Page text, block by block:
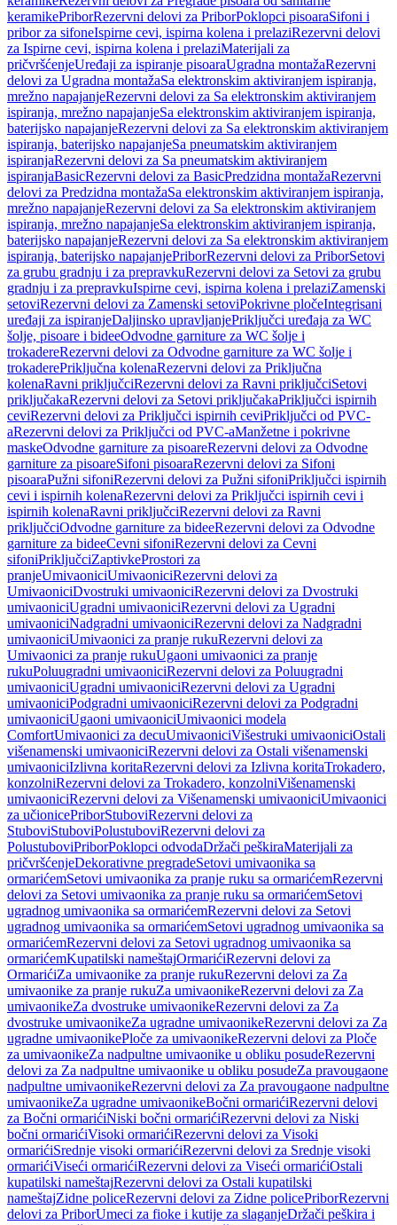
keramikePriborRezervni delovi za PriborPoklopci pisoaraSifoni i
pribor za sifoneIspirne cevi, ispirna kolena i prelaziRezervni delovi
za Ispirne cevi, ispirna kolena i prelaziMaterijali za
pričvršćenjeUređaji za ispiranje pisoaraUgradna montažaRezervni
delovi za Ugradna montažaSa elektronskim aktiviranjem ispiranja,
mrežno napajanjeRezervni delovi za Sa elektronskim aktiviranjem
ispiranja, mrežno napajanjeSa elektronskim aktiviranjem ispiranja,
baterijsko napajanjeRezervni delovi za Sa elektronskim aktiviranjem
ispiranja, baterijsko napajanjeSa pneumatskim aktiviranjem
ispiranjaRezervni delovi za Sa pneumatskim aktiviranjem
ispiranjaBasicRezervni delovi za BasicPredzidna montažaRezervni
delovi za Predzidna montažaSa elektronskim aktiviranjem ispiranja,
mrežno napajanjeRezervni delovi za Sa elektronskim aktiviranjem
ispiranja, mrežno napajanjeSa elektronskim aktiviranjem ispiranja,
baterijsko napajanjeRezervni delovi za Sa elektronskim aktiviranjem
ispiranja, baterijsko napajanjePriborRezervni delovi za PriborSetovi
za grubu gradnju i za prepravkuRezervni delovi za Setovi za grubu
gradnju i za prepravkuIspirne cevi, ispirna kolena i prelaziZamenski
setoviRezervni delovi za Zamenski setoviPokrivne pločeIntegrisani
uređaji za ispiranjeDaljinsko upravljanjePriključci uređaja za WC
šolje, pisoare i bideeOdvodne garniture za WC šolje i
trokadereRezervni delovi za Odvodne garniture za WC šolje i
trokaderePriključna kolenaRezervni delovi za Priključna
kolenaRavni priključciRezervni delovi za Ravni priključciSetovi
priključakaRezervni delovi za Setovi priključakaPriključci ispirnih
ceviRezervni delovi za Priključci ispirnih ceviPriključci od PVC-
aRezervni delovi za Priključci od PVC-aManžetne i pokrivne
maskeOdvodne garniture za pisoareRezervni delovi za Odvodne
garniture za pisoareSifoni pisoaraRezervni delovi za Sifoni
pisoaraPužni sifoniRezervni delovi za Pužni sifoniPriključci ispirnih
cevi i ispirnih kolenaRezervni delovi za Priključci ispirnih cevi i
ispirnih kolenaRavni priključciRezervni delovi za Ravni
priključciOdvodne garniture za bideeRezervni delovi za Odvodne
garniture za bideeCevni sifoniRezervni delovi za Cevni
sifoniPriključciZaptivkeProstori za
pranjeUmivaoniciUmivaoniciRezervni delovi za
UmivaoniciDvostruki umivaoniciRezervni delovi za Dvostruki
umivaoniciUgradni umivaoniciRezervni delovi za Ugradni
umivaoniciNadgradni umivaoniciRezervni delovi za Nadgradni
umivaoniciUmivaonici za pranje rukuRezervni delovi za
Umivaonici za pranje rukuUgaoni umivaonici za pranje
rukuPoluugradni umivaoniciRezervni delovi za Poluugradni
umivaoniciUgradni umivaoniciRezervni delovi za Ugradni
umivaoniciPodgradni umivaoniciRezervni delovi za Podgradni
umivaoniciUgaoni umivaoniciUmivaonici modela
ComfortUmivaonici za decuUmivaoniciVišestruki umivaoniciOstali
višenamenski umivaoniciRezervni delovi za Ostali višenamenski
umivaoniciIzlivna koritaRezervni delovi za Izlivna koritaTrokadero,
konzolniRezervni delovi za Trokadero, konzolniVišenamenski
umivaoniciRezervni delovi za Višenamenski umivaoniciUmivaonici
za učionicePriborStuboviRezervni delovi za
StuboviStuboviPolustuboviRezervni delovi za
PolustuboviPriborPoklopci odvodaDržači peškiraMaterijali za
pričvršćenjeDekorativne pregradeSetovi umivaonika sa
ormarićemSetovi umivaonika za pranje ruku sa ormarićemRezervni
delovi za Setovi umivaonika za pranje ruku sa ormarićemSetovi
ugradnog umivaonika sa ormarićemRezervni delovi za Setovi
ugradnog umivaonika sa ormarićemSetovi ugradnog umivaonika sa
ormarićemRezervni delovi za Setovi ugradnog umivaonika sa
ormarićemKupatilski nameštajOrmarićiRezervni delovi za
OrmarićiZa umivaonike za pranje rukuRezervni delovi za Za
umivaonike za pranje rukuZa umivaonikeRezervni delovi za Za
umivaonikeZa dvostruke umivaonikeRezervni delovi za Za
dvostruke umivaonikeZa ugradne umivaonikeRezervni delovi za Za
ugradne umivaonikePloče za umivaonikeRezervni delovi za Ploče
za umivaonikeZa nadpultne umivaonike u obliku posudeRezervni
delovi za Za nadpultne umivaonike u obliku posudeZa pravougaone
nadpultne umivaonikeRezervni delovi za Za pravougaone nadpultne
umivaonikeZa ugradne umivaonikeBočni ormarićiRezervni delovi
za Bočni ormarićiNiski bočni ormarićiRezervni delovi za Niski
bočni ormarićiVisoki ormarićiRezervni delovi za Visoki
ormarićiSrednje visoki ormarićiRezervni delovi za Srednje visoki
ormarićiViseći ormarićiRezervni delovi za Viseći ormarićiOstali
kupatilski nameštajRezervni delovi za Ostali kupatilski
nameštajZidne policeRezervni delovi za Zidne policePriborRezervni
delovi za PriborUmeci za fioke i kutije za slaganjeDržači peškira i